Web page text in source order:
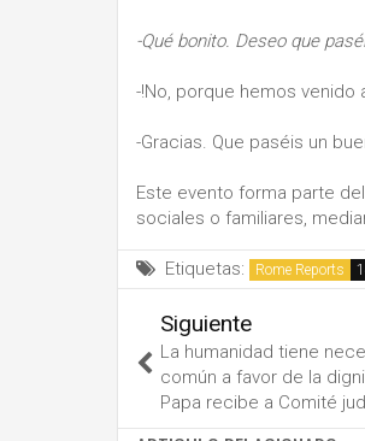
-Qué bonito. Deseo que
-!No, porque hemos venido
-Gracias. Que paséis un
Este evento forma parte del
sociales o familiares,
Etiquetas: Rome Reports
Siguiente
La humanidad tiene
común a favor de la
Papa recibe a Comité